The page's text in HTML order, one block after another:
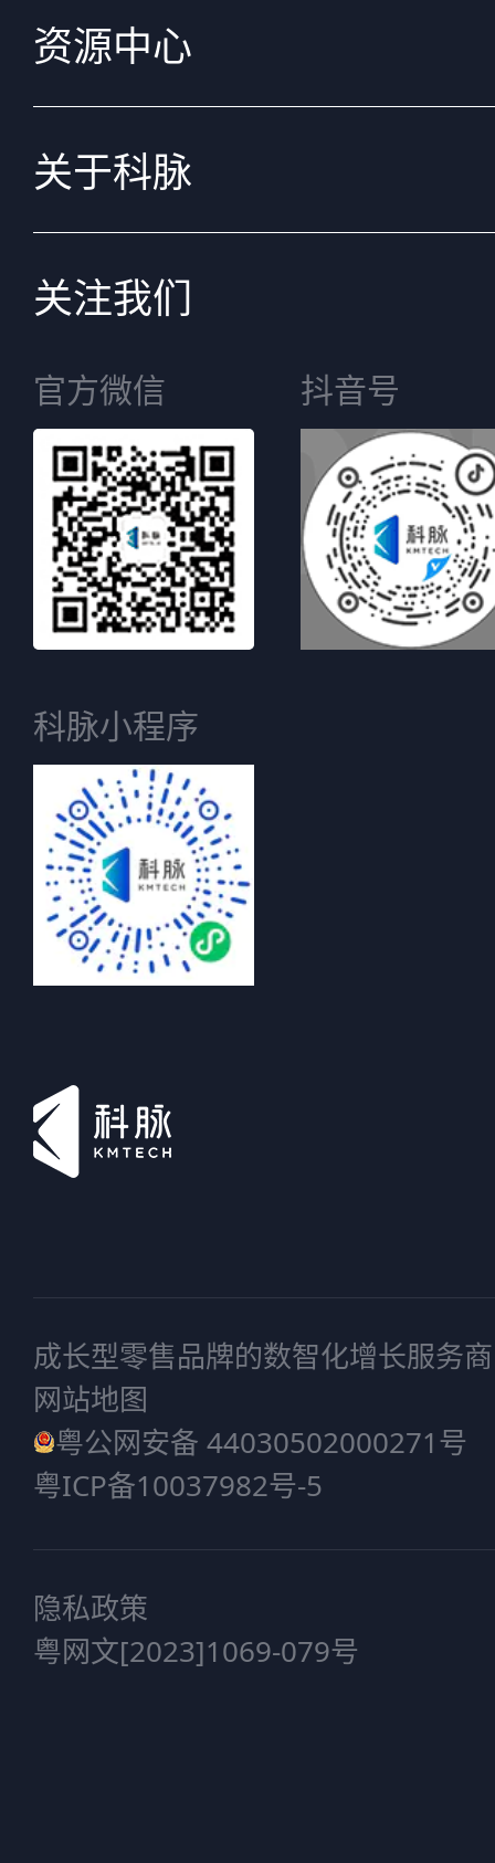
资源中心
关于科脉
关注我们
官方微信 抖音号
科脉小程序
成长型零售品牌的数智化增长服务商
网站地图
粤公网安备 44030502000271号
粤ICP备10037982号-5
隐私政策
粤网文[2023]1069-079号